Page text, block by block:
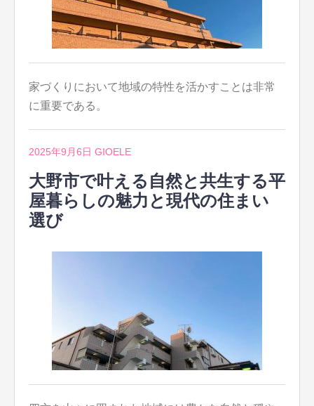
家づくりにおいて地域の特性を活かすことは非常
に重要である。
2025年9月6日 GIOELE
大野市で叶える自然と共生する平
屋暮らしの魅力と現代の住まい
選び